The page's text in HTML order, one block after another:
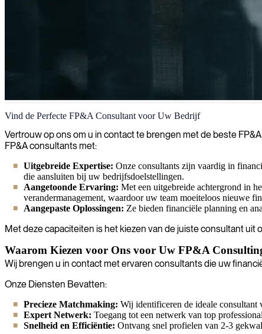
FP&A
Wij identificeren en leveren financiële planning & analyse (FP&A)
beslissingen kan nemen en uw financiële doelen kan bereiken.
Vind de Perfecte FP&A Consultant voor Uw Bedrijf
Vertrouw op ons om u in contact te brengen met de beste
FP&A consultants met:
Uitgebreide Expertise: Onze consultants zijn vaardig in
die aansluiten bij uw bedrijfsdoelstellingen.
Aangetoonde Ervaring: Met een uitgebreide achtergrond in
verandermanagement, waardoor uw team moeiteloos nieuwe
Aangepaste Oplossingen: Ze bieden financiële planning en
Met deze capaciteiten is het kiezen van de juiste consultant
Waarom Kiezen voor Ons voor Uw FP&A
Wij brengen u in contact met ervaren consultants die uw
Onze Diensten Bevatten:
Precieze Matchmaking: Wij identificeren de ideale consultant
Expert Netwerk: Toegang tot een netwerk van top
Snelheid en Efficiëntie: Ontvang snel profielen van 2-3